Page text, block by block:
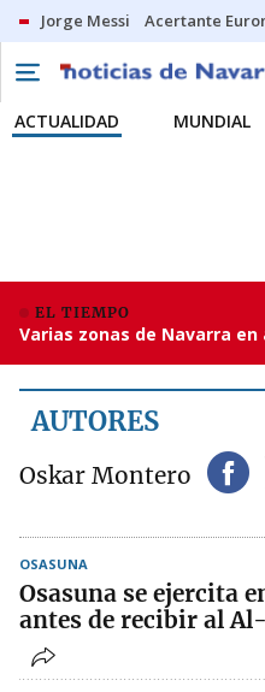
Jorge Messi Acertante
ACTUALIDAD MUNDIAL
EL TIEMPO
Varias zonas de Navarra
AUTORES
Oskar Montero
OSASUNA
Osasuna se ejercita
antes de recibir al